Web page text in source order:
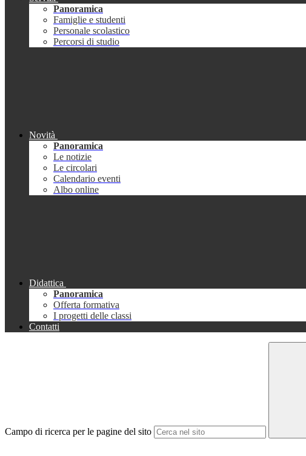
Panoramica
Famiglie e studenti
Personale scolastico
Percorsi di studio
Novità
Panoramica
Le notizie
Le circolari
Calendario eventi
Albo online
Didattica
Panoramica
Offerta formativa
I progetti delle classi
Contatti
Campo di ricerca per le pagine del sito